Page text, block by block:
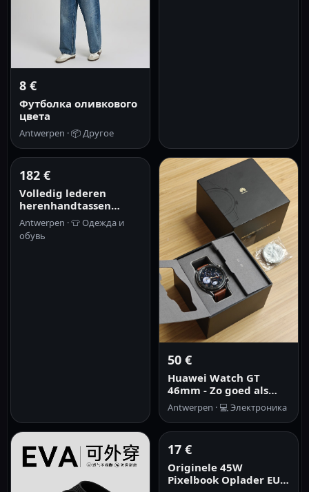
8 €
Футболка оливкового
цвета
Antwerpen ·📦Другое
182 €
Volledig lederen
herenhandtassen
Zakelijke tas Aktetas
Skelethuid Dikke
koeienhuid Vintage
Antwerpen ·👕Одежда и
обувь
50 €
Huawei Watch GT
46mm - Zo goed als
nieuw
Antwerpen · 💻Электроника
17 €
Originele 45W
Pixelbook Oplader EU